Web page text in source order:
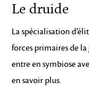
Le druide
La spécialisation
forces primaires de
entre en symbiose
en savoir plus.